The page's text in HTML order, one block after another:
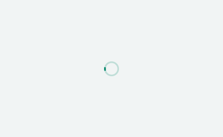
よくあるご質問